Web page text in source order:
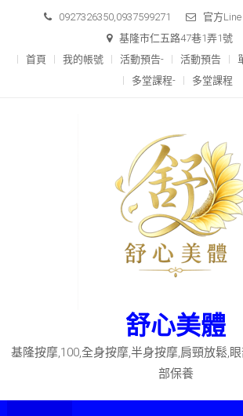
content
0927326350,0937599271
官方
基隆市仁五路47巷1弄1號
首頁
我的帳號 活動預告- 活動預告
多堂課程-
多堂課程
舒心美體
基隆按摩,100,全身按摩,半身按摩,肩頸放鬆,
部保養